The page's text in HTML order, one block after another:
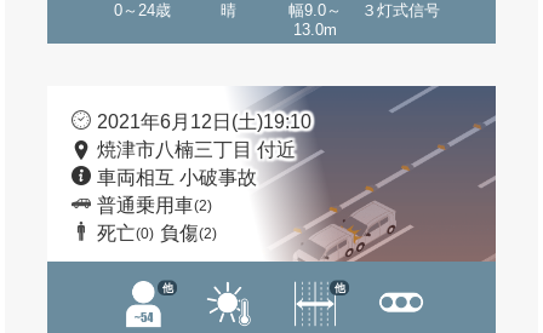
0～24歳 晴
幅9.0～
13.0m
３灯式信号
2021年6月12日(土)19:10
焼津市八楠三丁目 付近
車両相互 小破事故
普通乗用車(2)
死亡(0) 負傷(2)
他 他